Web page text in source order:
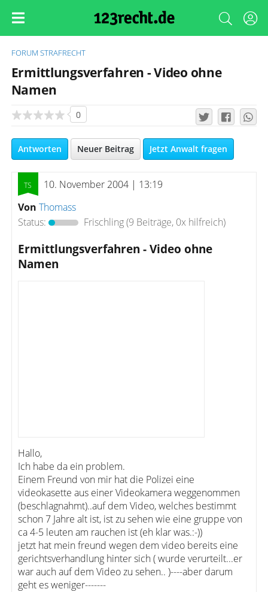
FORUM STRAFRECHT
Ermittlungsverfahren - Video ohne
Namen
0
Antworten Neuer Beitrag Jetzt Anwalt fragen
10. November 2004 | 13:19
Von Thomass
Status:
Frischling(9 Beiträge, 0x hilfreich)
Ermittlungsverfahren - Video ohne
Namen
Hallo,
Ich habe da ein problem.
Einem Freund von mir hat die Polizei eine
videokasette aus einer Videokamera weggenommen
(beschlagnahmt)..auf dem Video, welches bestimmt
schon 7 Jahre alt ist, ist zu sehen wie eine gruppe von
ca 4-5 leuten am rauchen ist (eh klar was.:-))
jetzt hat mein freund wegen dem video bereits eine
gerichtsverhandlung hinter sich ( wurde verurteilt...er
war auch auf dem Video zu sehen.. )----aber darum
geht es weniger-------